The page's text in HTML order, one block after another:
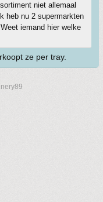
niet allemaal
heb nu 2 supermarkten
iemand hier welke
ze per tray.